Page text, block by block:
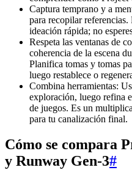
Captura temprano y a
para recopilar referencias.
ideación rápida; no
Respeta las ventanas de
coherencia de la escena
Planifica tomas y tomas
luego restablece o
Combina herramientas:
exploración, luego refina
de juegos. Es un
para tu canalización final.
Cómo se compara
y Runway Gen-3#